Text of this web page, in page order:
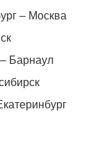
– Москва
Барнаул